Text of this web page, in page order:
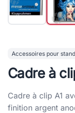
Accessoires pour
Cadre à
Cadre à clip A1
finition argent